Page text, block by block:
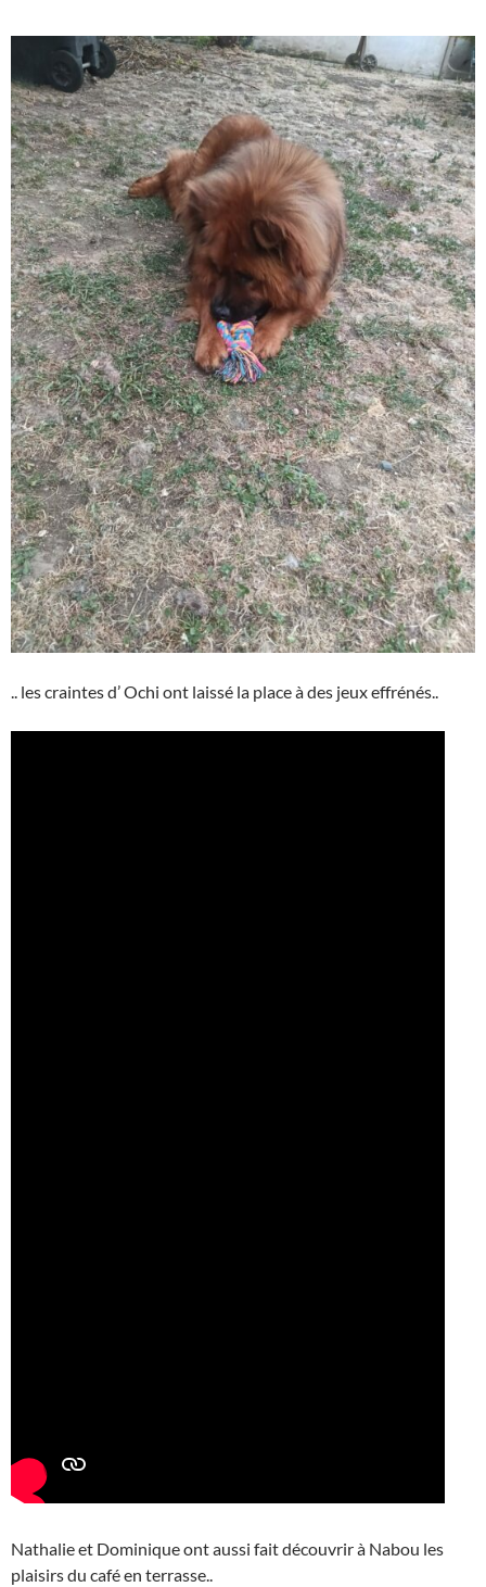
.. les craintes d’ Ochi ont laissé la place à des jeux effrénés..
Nathalie et Dominique ont aussi fait découvrir à Nabou les
plaisirs du café en terrasse..